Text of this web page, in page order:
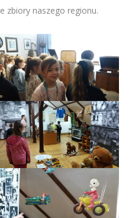
zbiory naszego regionu.